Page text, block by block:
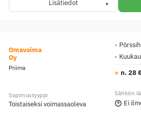
Lisätiedot
Omavoima
Oy
Priima
n. 28
Toistaiseksi voimassaoleva Ei